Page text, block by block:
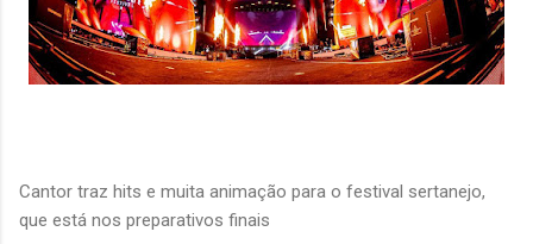
Cantor traz hits e muita animação para o festival sertanejo,
que está nos preparativos finais